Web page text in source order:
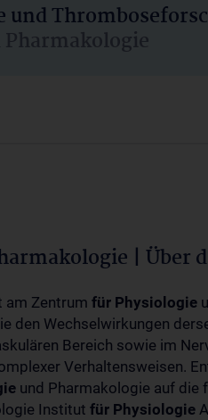
| Über
am Zentrum für Physiologie
den Wechselwirkungen
Bereich sowie im
Verhaltensweisen.
und Pharmakologie auf
Institut für Physiologie